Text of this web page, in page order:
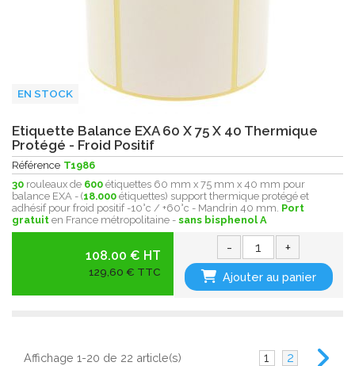
EN STOCK
Etiquette Balance EXA 60 X 75 X 40 Thermique
Protégé - Froid Positif
Référence T1986
30 rouleaux de 600 étiquettes 60 mm x 75 mm x 40 mm pour
balance EXA - (18.000 étiquettes) support thermique protégé et
adhésif pour froid positif -10°c / +60°c - Mandrin 40 mm. Port
gratuit en France métropolitaine - sans bisphenol A
108.00 € HT
129,60 € TTC
- +
Ajouter au panier
Affichage 1-20 de 22 article(s) 1 2